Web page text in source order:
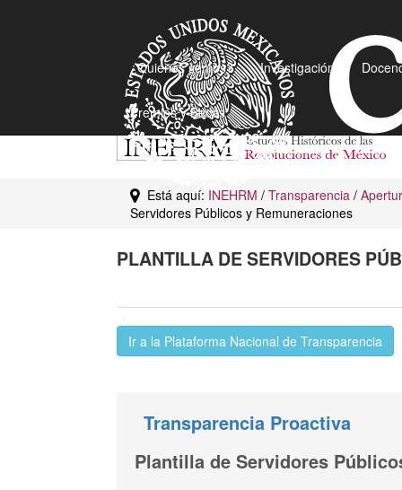
¿Quiénes somos? Investigación
Premios y Becas
Está aquí: INEHRM / Transparencia /
Servidores Públicos y Remuneraciones
PLANTILLA DE SERVIDORES
Ir a la Plataforma Nacional de Transparencia
Transparencia Proactiva
Plantilla de Servidores